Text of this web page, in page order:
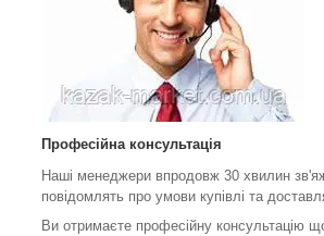
Професійна консультація
Наші менеджери впродовж 30 хвилин
повідомлять про умови купівлі та
Ви отримаєте професійну консультацію